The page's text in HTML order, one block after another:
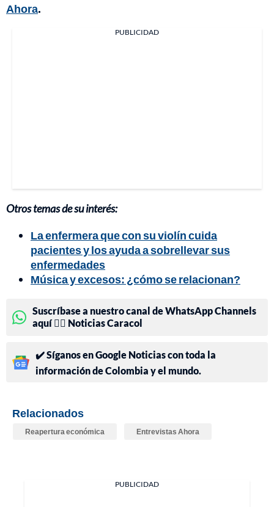
Ahora.
PUBLICIDAD
Otros temas de su interés:
La enfermera que con su violín cuida
pacientes y los ayuda a sobrellevar sus
enfermedades
Música y excesos: ¿cómo se relacionan?
Suscríbase a nuestro canal de WhatsApp Channels
aquí 👉🏻 Noticias Caracol
✔️ Síganos en Google Noticias con toda la
información de Colombia y el mundo.
Relacionados
Reapertura económica Entrevistas Ahora
PUBLICIDAD